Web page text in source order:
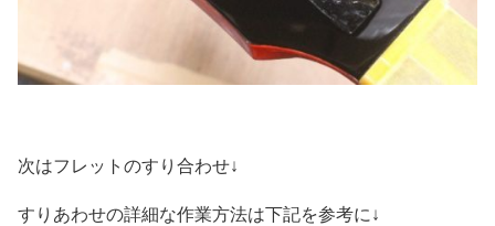
次はフレットのすり合わせ↓
すりあわせの詳細な作業方法は下記を参考に↓